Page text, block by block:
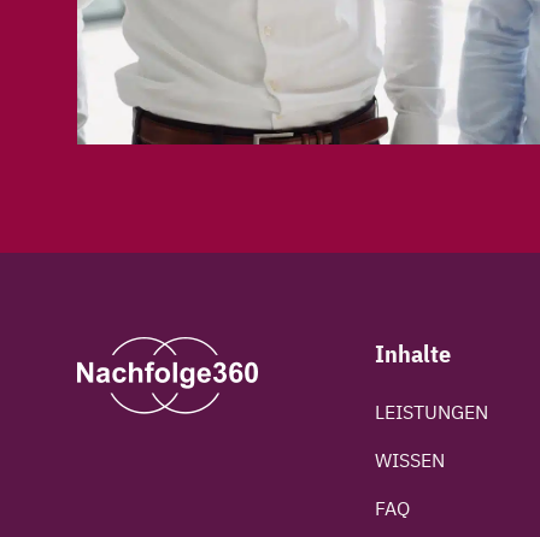
Inhalte
LEISTUNGEN
WISSEN
FAQ